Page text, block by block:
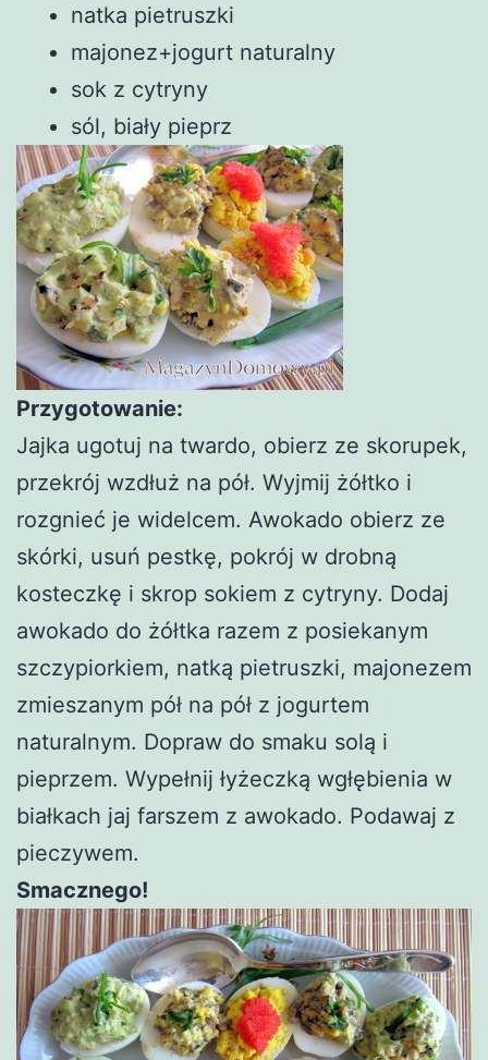
natka pietruszki
majonez+jogurt naturalny
sok z cytryny
sól, biały pieprz
Przygotowanie:
Jajka ugotuj na twardo, obierz ze skorupek,
przekrój wzdłuż na pół. Wyjmij żółtko i
rozgnieć je widelcem. Awokado obierz ze
skórki, usuń pestkę, pokrój w drobną
kosteczkę i skrop sokiem z cytryny. Dodaj
awokado do żółtka razem z posiekanym
szczypiorkiem, natką pietruszki, majonezem
zmieszanym pół na pół z jogurtem
naturalnym. Dopraw do smaku solą i
pieprzem. Wypełnij łyżeczką wgłębienia w
białkach jaj farszem z awokado. Podawaj z
pieczywem.
Smacznego!